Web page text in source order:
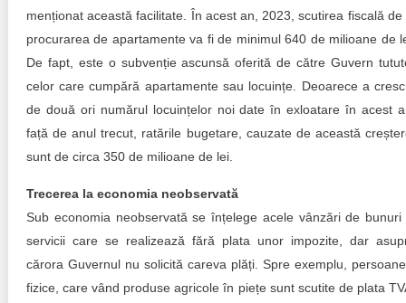
menționat această facilitate. În acest an, 2023, scutirea fiscală de
procurarea de apartamente va fi de minimul 640 de milioane de
De fapt, este o subvenție ascunsă oferită de către Guvern
celor care cumpără apartamente sau locuințe. Deoarece a
de două ori numărul locuințelor noi date în exloatare în acest
față de anul trecut, ratările bugetare, cauzate de această
sunt de circa 350 de milioane de lei.
Trecerea la economia neobservată
Sub economia neobservată se înțelege acele vânzări de bunuri
servicii care se realizează fără plata unor impozite, dar
cărora Guvernul nu solicită careva plăți. Spre exemplu,
fizice, care vând produse agricole în piețe sunt scutite de plata